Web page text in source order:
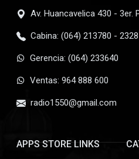
Av. Huancavelica 430 - 3er.
Cabina: (064) 213780 -
Gerencia: (064) 233640
Ventas: 964 888 600
radio1550@gmail.com
APPS STORE LINKS